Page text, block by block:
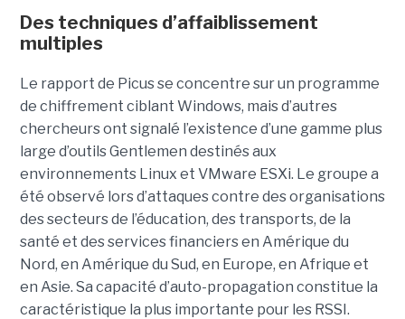
Des techniques d’affaiblissement
multiples
Le rapport de Picus se concentre sur un programme
de chiffrement ciblant Windows, mais d’autres
chercheurs ont signalé l’existence d’une gamme plus
large d’outils Gentlemen destinés aux
environnements Linux et VMware ESXi. Le groupe a
été observé lors d’attaques contre des organisations
des secteurs de l’éducation, des transports, de la
santé et des services financiers en Amérique du
Nord, en Amérique du Sud, en Europe, en Afrique et
en Asie. Sa capacité d’auto-propagation constitue la
caractéristique la plus importante pour les RSSI.